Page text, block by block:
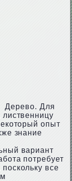
Дерево. Для
опыт
знание
вариант
потребует
все